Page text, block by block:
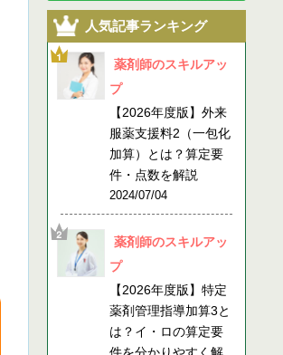
人気記事ランキング
薬剤師のスキルアッ
プ
【2026年度版】外来
服薬支援料2（一包化
加算）とは？算定要
件・点数を解説
2024/07/04
薬剤師のスキルアッ
プ
【2026年度版】特定
薬剤管理指導加算3と
は？イ・ロの算定要